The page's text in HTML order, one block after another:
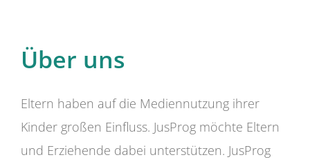
Über uns
Eltern haben auf die Mediennutzung ihrer
Kinder großen Einfluss. JusProg möchte Eltern
und Erziehende dabei unterstützen. JusProg